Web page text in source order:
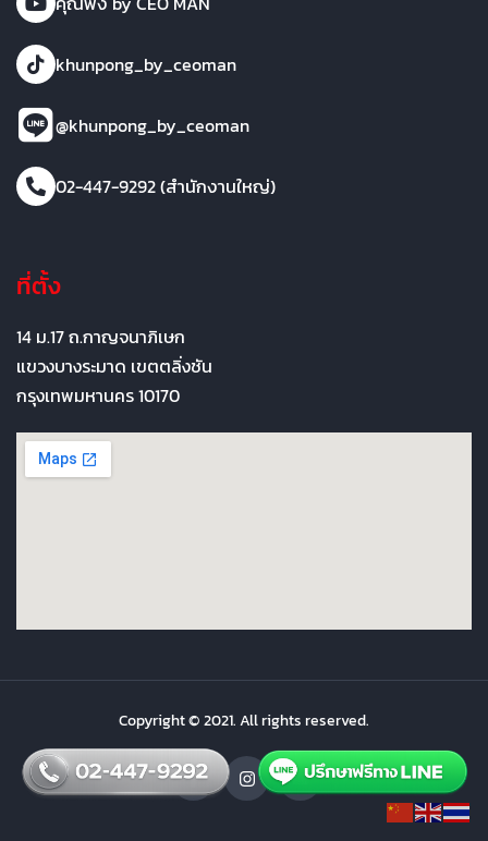
khunpong_by_ceoman
@khunpong_by_ceoman
02-447-9292 (สำนักงานใหญ่)
ที่ตั้ง
14 ม.17 ถ.กาญจนาภิเษก
แขวงบางระมาด เขตตลิ่งชัน
กรุงเทพมหานคร 10170
Copyright © 2021. All rights reserved.